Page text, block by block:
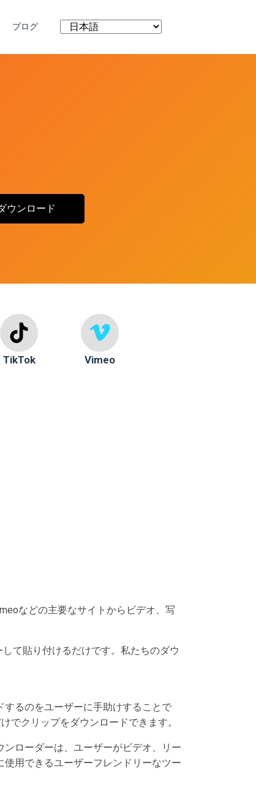
ブログ
ウンロード
TikTok Vimeo
などの主要なサイトからビデオ、写
て貼り付けるだけです。私たちのダウ
るのをユーザーに手助けすることで
でクリップをダウンロードできます。
ローダーは、ユーザーがビデオ、リー
用できるユーザーフレンドリーなツー